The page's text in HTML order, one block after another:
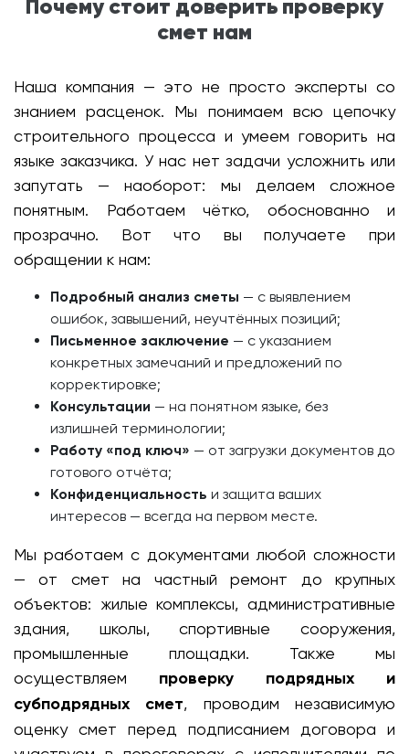
Почему стоит доверить проверку
смет нам
Наша компания — это не просто эксперты со
знанием расценок. Мы понимаем всю цепочку
строительного процесса и умеем говорить на
языке заказчика. У нас нет задачи усложнить или
запутать — наоборот: мы делаем сложное
понятным. Работаем чётко, обоснованно и
прозрачно. Вот что вы получаете при
обращении к нам:
Подробный анализ сметы — с выявлением
ошибок, завышений, неучтённых позиций;
Письменное заключение — с указанием
конкретных замечаний и предложений по
корректировке;
Консультации — на понятном языке, без
излишней терминологии;
Работу «под ключ» — от загрузки документов до
готового отчёта;
Конфиденциальность и защита ваших
интересов — всегда на первом месте.
Мы работаем с документами любой сложности
— от смет на частный ремонт до крупных
объектов: жилые комплексы, административные
здания, школы, спортивные сооружения,
промышленные площадки. Также мы
осуществляем проверку подрядных и
субподрядных смет, проводим независимую
оценку смет перед подписанием договора и